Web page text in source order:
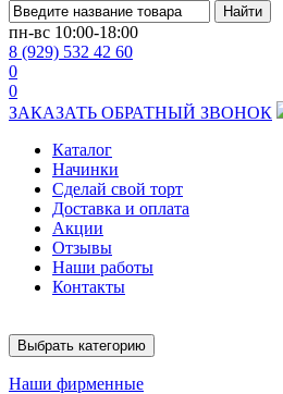
Найти
пн-вс 10:00-18:00
8 (929) 532 42 60
0
0
ЗАКАЗАТЬ ОБРАТНЫЙ ЗВОНОК
Каталог
Начинки
Сделай свой торт
Доставка и оплата
Акции
Отзывы
Наши работы
Контакты
Выбрать категорию
Наши фирменные